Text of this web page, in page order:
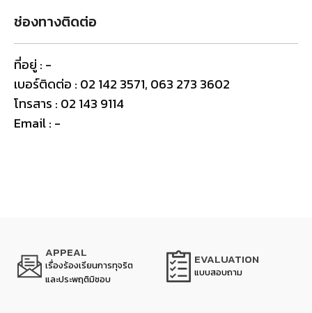
ช่องทางติดต่อ
ที่อยู่ : -
เบอร์ติดต่อ : 02 142 3571, 063 273 3602
โทรสาร : 02 143 9114
Email : -
APPEAL
เรื่องร้องเรียนการทุจริต
และประพฤติมิชอบ
EVALUATION
แบบสอบถาม